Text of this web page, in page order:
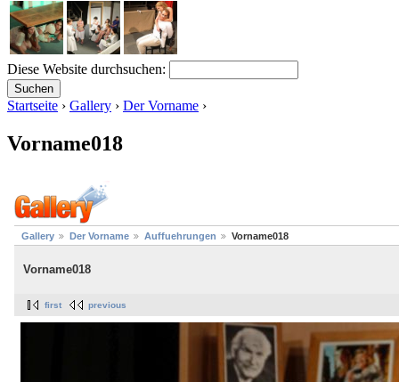
Diese Website durchsuchen:
Startseite › Gallery › Der Vorname ›
Vorname018
Gallery Der Vorname Auffuehrungen Vorname018
Vorname018
first previous